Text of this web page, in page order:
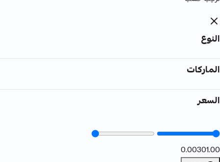
النوع
الماركات
السعر
0.00301.00